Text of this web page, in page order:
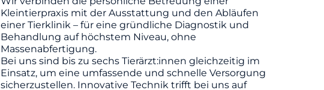
Kleintierpraxis mit der Ausstattung und den Abläufen
einer Tierklinik – für eine gründliche Diagnostik und
Behandlung auf höchstem Niveau, ohne
Massenabfertigung.
Bei uns sind bis zu sechs Tierärzt:innen gleichzeitig im
Einsatz, um eine umfassende und schnelle Versorgung
sicherzustellen. Innovative Technik trifft bei uns auf